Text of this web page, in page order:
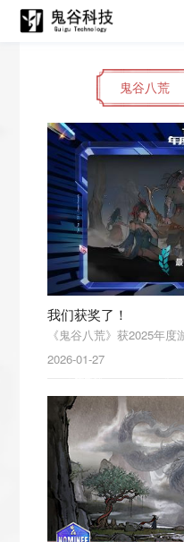
鬼谷八荒
我们获奖了！
《鬼谷八荒》获2025年
2026-01-27